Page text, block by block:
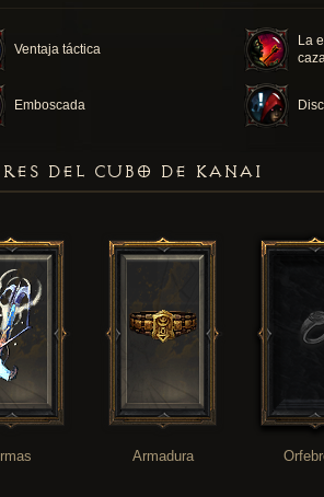
Ventaja táctica
La
Emboscada
DEL CUBO DE KANAI
Armadura